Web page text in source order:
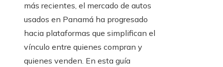
más recientes, el mercado de autos
usados en Panamá ha progresado
hacia plataformas que simplifican el
vínculo entre quienes compran y
quienes venden. En esta guía